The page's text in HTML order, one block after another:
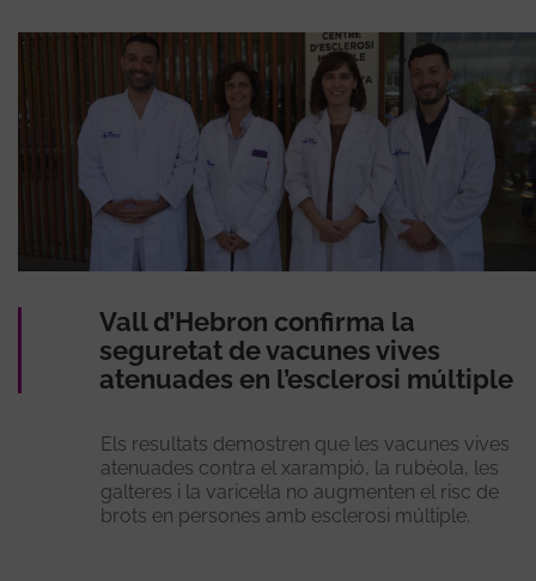
Vall d’Hebron confirma la
seguretat de vacunes vives
atenuades en l’esclerosi múltiple
Els resultats demostren que les vacunes vives
atenuades contra el xarampió, la rubèola, les
galteres i la varicel·la no augmenten el risc de
brots en persones amb esclerosi múltiple.